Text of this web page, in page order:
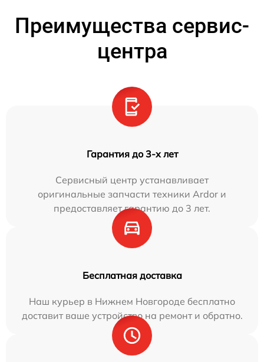
Преимущества сервис-
центра
Гарантия до 3-х лет
Сервисный центр устанавливает
оригинальные запчасти техники Ardor и
предоставляет гарантию до 3 лет.
Бесплатная доставка
Наш курьер в Нижнем Новгороде бесплатно
доставит ваше устройство на ремонт и обратно.